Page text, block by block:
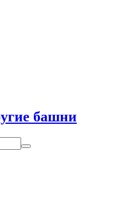
башни